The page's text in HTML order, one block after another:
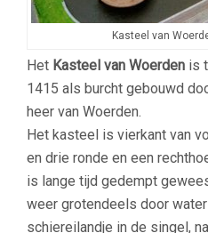
Kasteel van
Het Kasteel van Woerden is
1415 als burcht gebouwd
heer van Woerden.
Het kasteel is vierkant van
en drie ronde en een
is lange tijd gedempt
weer grotendeels door
schiereilandje in de singel,